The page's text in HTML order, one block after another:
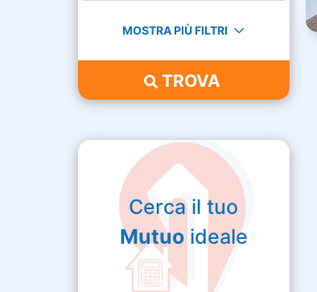
MOSTRA PIÙ FILTRI
TROVA
Cerca il tuo
Mutuoideale